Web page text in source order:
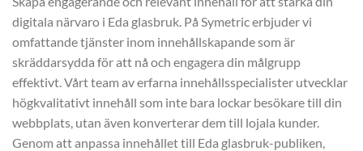
digitala närvaro i Eda glasbruk. På Symetric erbjuder vi
omfattande tjänster inom innehållskapande som är
skräddarsydda för att nå och engagera din målgrupp
effektivt. Vårt team av erfarna innehållsspecialister utvecklar
högkvalitativt innehåll som inte bara lockar besökare till din
webbplats, utan även konverterar dem till lojala kunder.
Genom att anpassa innehållet till Eda glasbruk-publiken,